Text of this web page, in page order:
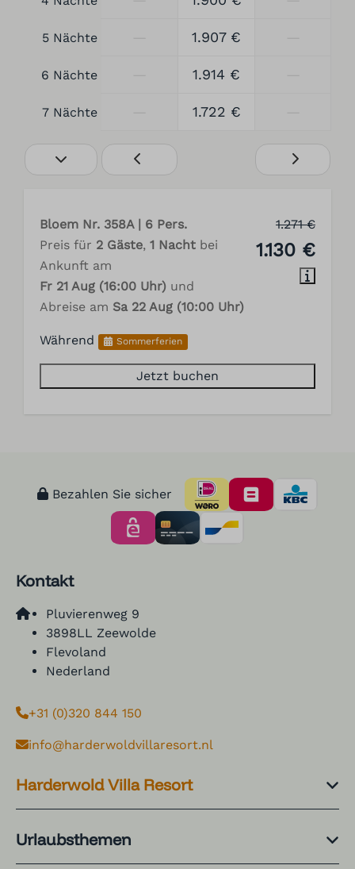
5 Nächte 1.907 €
6 Nächte 1.914 €
7 Nächte 1.722 €
1.271 €
1.130 €
Bloem Nr. 358A | 6 Pers.
Preis für 2 Gäste, 1 Nacht bei
Ankunft am
Fr 21 Aug (16:00 Uhr) und
Abreise am Sa 22 Aug (10:00 Uhr)
Während Sommerferien
Jetzt buchen
Bezahlen Sie sicher
Kontakt
Pluvierenweg 9
3898LL Zeewolde
Flevoland
Nederland
+31 (0)320 844 150
info@harderwoldvillaresort.nl
Harderwold Villa Resort
Urlaubsthemen